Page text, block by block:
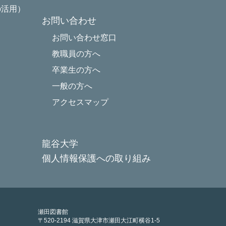
用）
お問い合わせ
お問い合わせ窓口
教職員の方へ
卒業生の方へ
一般の方へ
アクセスマップ
龍谷大学
個人情報保護への取り組み
瀬田図書館
〒520-2194 滋賀県大津市瀬田大江町横谷1-5